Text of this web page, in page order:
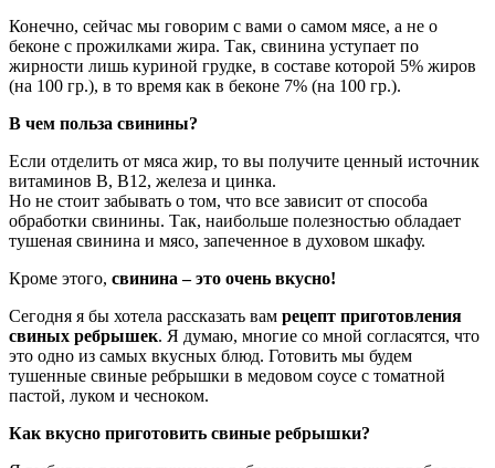
Конечно, сейчас мы говорим с вами о самом мясе, а не о
беконе с прожилками жира. Так, свинина уступает по
жирности лишь куриной грудке, в составе которой 5% жиров
(на 100 гр.), в то время как в беконе 7% (на 100 гр.).
В чем польза свинины?
Если отделить от мяса жир, то вы получите ценный источник
витаминов В, В12, железа и цинка.
Но не стоит забывать о том, что все зависит от способа
обработки свинины. Так, наибольше полезностью обладает
тушеная свинина и мясо, запеченное в духовом шкафу.
Кроме этого, свинина – это очень вкусно!
Сегодня я бы хотела рассказать вам рецепт приготовления
свиных ребрышек. Я думаю, многие со мной согласятся, что
это одно из самых вкусных блюд. Готовить мы будем
тушенные свиные ребрышки в медовом соусе с томатной
пастой, луком и чесноком.
Как вкусно приготовить свиные ребрышки?